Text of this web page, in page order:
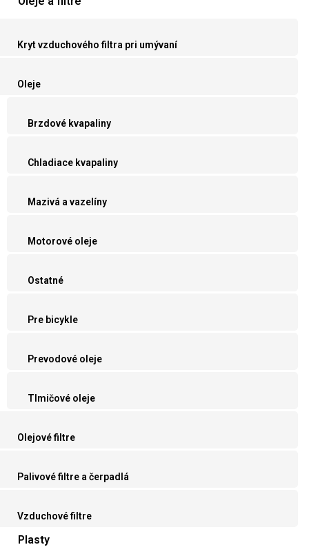
Kryt vzduchového filtra pri umývaní
Oleje
Brzdové kvapaliny
Chladiace kvapaliny
Mazivá a vazelíny
Motorové oleje
Ostatné
Pre bicykle
Prevodové oleje
Tlmičové oleje
Olejové filtre
Palivové filtre a čerpadlá
Vzduchové filtre
Plasty